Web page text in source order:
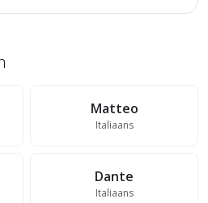
Matteo
Italiaans
Dante
Italiaans